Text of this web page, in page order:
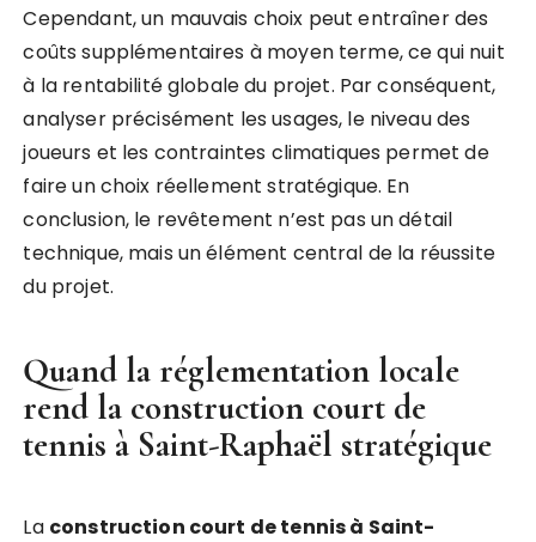
Cependant, un mauvais choix peut entraîner des
coûts supplémentaires à moyen terme, ce qui nuit
à la rentabilité globale du projet. Par conséquent,
analyser précisément les usages, le niveau des
joueurs et les contraintes climatiques permet de
faire un choix réellement stratégique. En
conclusion, le revêtement n’est pas un détail
technique, mais un élément central de la réussite
du projet.
Quand la réglementation locale
rend la construction court de
tennis à Saint-Raphaël stratégique
La construction court de tennis à Saint-